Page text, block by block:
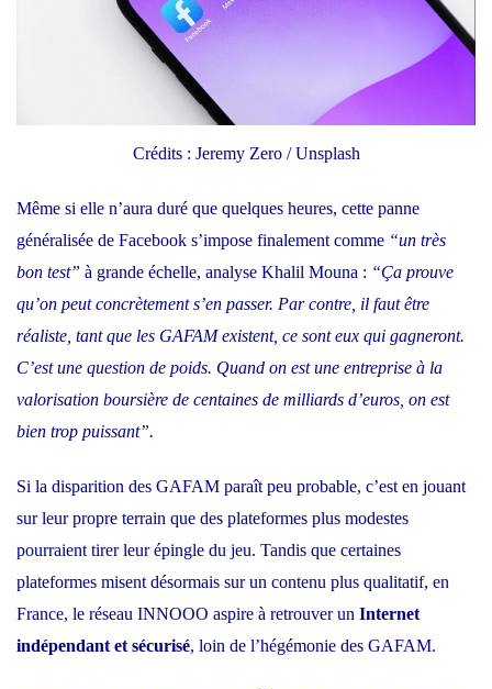
Crédits : Jeremy Zero / Unsplash
Même si elle n’aura duré que quelques heures, cette panne
généralisée de Facebook s’impose finalement comme “un très
bon test” à grande échelle, analyse Khalil Mouna : “Ça prouve
qu’on peut concrètement s’en passer. Par contre, il faut être
réaliste, tant que les GAFAM existent, ce sont eux qui gagneront.
C’est une question de poids. Quand on est une entreprise à la
valorisation boursière de centaines de milliards d’euros, on est
bien trop puissant”.
Si la disparition des GAFAM paraît peu probable, c’est en jouant
sur leur propre terrain que des plateformes plus modestes
pourraient tirer leur épingle du jeu. Tandis que certaines
plateformes misent désormais sur un contenu plus qualitatif, en
France, le réseau INNOOO aspire à retrouver un Internet
indépendant et sécurisé, loin de l’hégémonie des GAFAM.